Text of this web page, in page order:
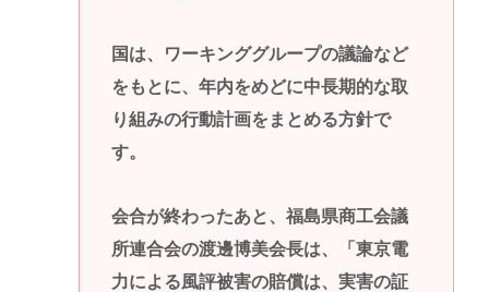
国は、ワーキンググループの議論など
をもとに、年内をめどに中長期的な取
り組みの行動計画をまとめる方針で
す。
会合が終わったあと、福島県商工会議
所連合会の渡邊博美会長は、「東京電
力による風評被害の賠償は、実害の証